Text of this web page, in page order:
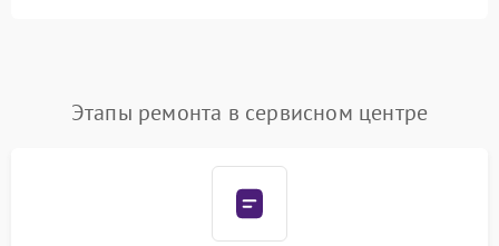
Этапы ремонта в сервисном центре